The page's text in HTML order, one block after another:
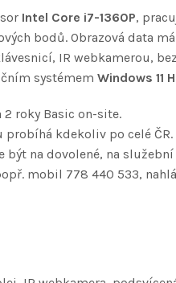
Intel Core i7-1360P,
bodů. Obrazová data
IR webkamerou,
systémem Windows 11
roky Basic on-site.
kdekoliv po celé ČR.
na dovolené, na služební
mobil 778 440 533,